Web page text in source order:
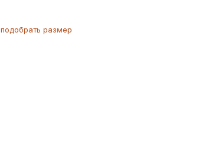
подобрать размер